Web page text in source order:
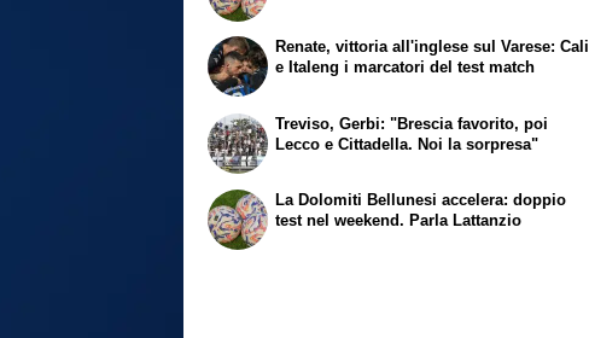
Renate, vittoria all'inglese sul Varese: Cali
e Italeng i marcatori del test match
Treviso, Gerbi: "Brescia favorito, poi
Lecco e Cittadella. Noi la sorpresa"
La Dolomiti Bellunesi accelera: doppio
test nel weekend. Parla Lattanzio